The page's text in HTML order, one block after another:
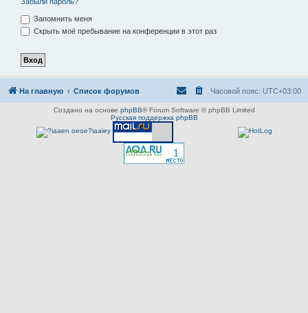
Запомнить меня
Скрыть моё пребывание на конференции в этот раз
На главную Список форумов Часовой пояс: UTC+03:00
Создано на основе phpBB® Forum Software © phpBB Limited
Русская поддержка phpBB